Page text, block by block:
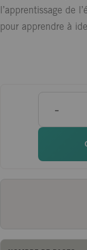
l’apprentissage de
pour apprendre à
autocollants pour
-